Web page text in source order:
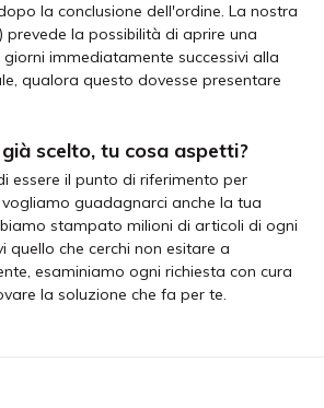
la conclusione dell'ordine. La nostra
prevede la possibilità di aprire una
immediatamente successivi alla
qualora questo dovesse presentare
scelto, tu cosa aspetti?
essere il punto di riferimento per
guadagnarci anche la tua
stampato milioni di articoli di ogni
quello che cerchi non esitare a
esaminiamo ogni richiesta con cura
la soluzione che fa per te.